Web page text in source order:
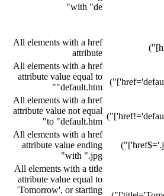
with "de"
All elements with a href
attribute
All elements with a href
attribute value equal to
"default.htm"
All elements with a href
attribute value not equal
to "default.htm"
All elements with a href
attribute value ending
with ".jpg"
All elements with a title
attribute value equal to
'Tomorrow', or starting